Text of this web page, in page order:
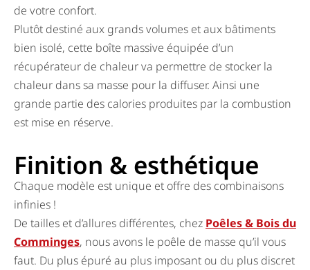
de votre confort.
Plutôt destiné aux grands volumes et aux bâtiments
bien isolé, cette boîte massive équipée d’un
récupérateur de chaleur va permettre de stocker la
chaleur dans sa masse pour la diffuser. Ainsi une
grande partie des calories produites par la combustion
est mise en réserve.
Finition & esthétique
Chaque modèle est unique et offre des combinaisons
infinies !
De tailles et d’allures différentes, chez Poêles & Bois du
Comminges, nous avons le poêle de masse qu’il vous
faut. Du plus épuré au plus imposant ou du plus discret